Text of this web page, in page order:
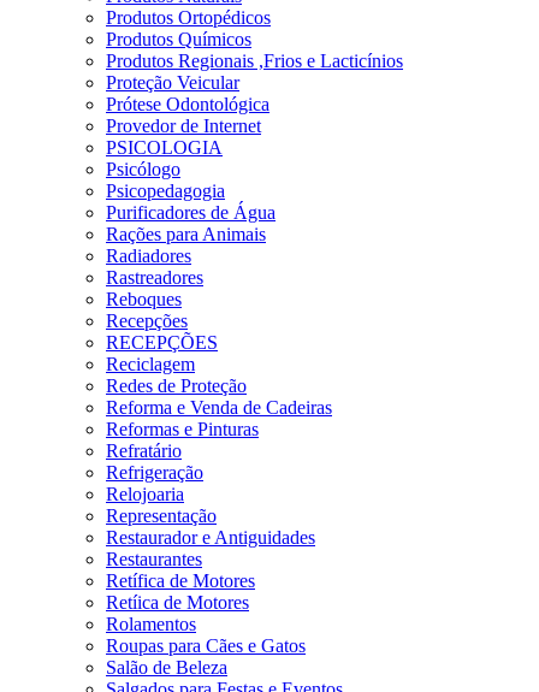
Produtos Ortopédicos
Produtos Químicos
Produtos Regionais ,Frios e Lacticínios
Proteção Veicular
Prótese Odontológica
Provedor de Internet
PSICOLOGIA
Psicólogo
Psicopedagogia
Purificadores de Água
Rações para Animais
Radiadores
Rastreadores
Reboques
Recepções
RECEPÇÕES
Reciclagem
Redes de Proteção
Reforma e Venda de Cadeiras
Reformas e Pinturas
Refratário
Refrigeração
Relojoaria
Representação
Restaurador e Antiguidades
Restaurantes
Retífica de Motores
Retíica de Motores
Rolamentos
Roupas para Cães e Gatos
Salão de Beleza